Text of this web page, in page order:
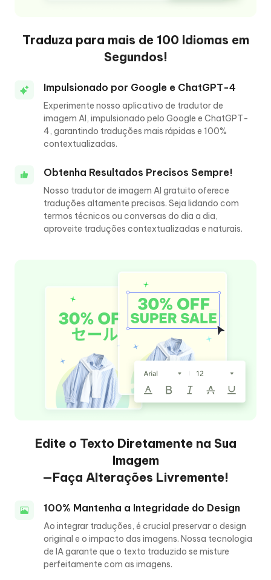
Traduza para mais de 100 Idiomas em
Segundos!
Impulsionado por Google e ChatGPT-4
Experimente nosso aplicativo de tradutor de
imagem AI, impulsionado pelo Google e ChatGPT-
4, garantindo traduções mais rápidas e 100%
contextualizadas.
Obtenha Resultados Precisos Sempre!
Nosso tradutor de imagem AI gratuito oferece
traduções altamente precisas. Seja lidando com
termos técnicos ou conversas do dia a dia,
aproveite traduções contextualizadas e naturais.
Edite o Texto Diretamente na Sua
Imagem
—Faça Alterações Livremente!
100% Mantenha a Integridade do Design
Ao integrar traduções, é crucial preservar o design
original e o impacto das imagens. Nossa tecnologia
de IA garante que o texto traduzido se misture
perfeitamente com as imagens.